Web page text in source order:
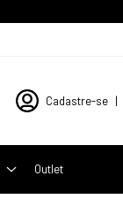
Cadastre-se |
Outlet